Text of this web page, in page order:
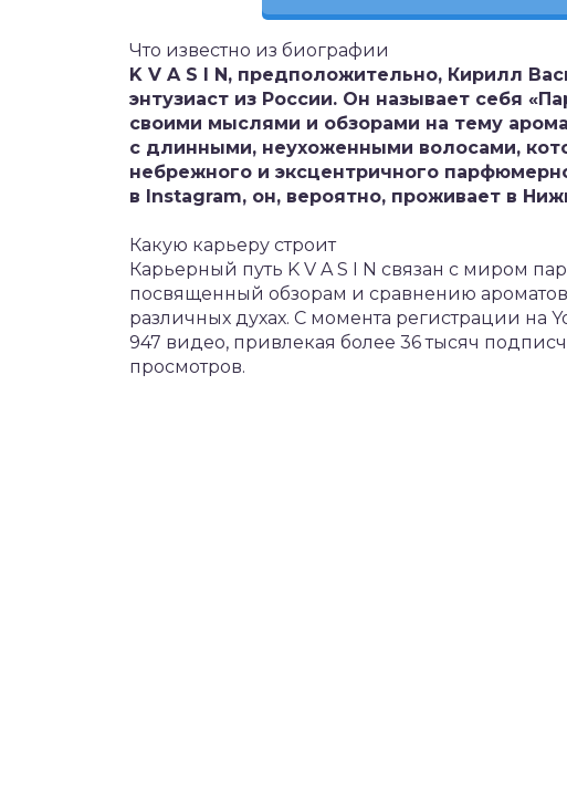
Что известно из биографии
K V A S I N, предположительно, Кирилл
энтузиаст из России. Он называет себя
своими мыслями и обзорами на тему
с длинными, неухоженными волосами,
небрежного и эксцентричного
в Instagram, он, вероятно, проживает в
Какую карьеру строит
Карьерный путь K V A S I N связан с миром
посвященный обзорам и сравнению
различных духах. С момента регистрации на
947 видео, привлекая более 36 тысяч
просмотров.